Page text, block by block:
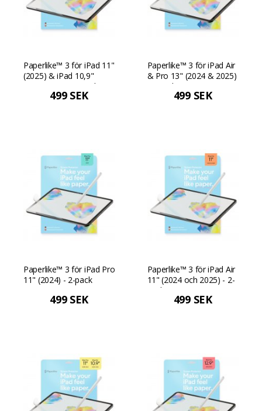
Paperlike™ 3 för iPad 11"
(2025) & iPad 10,9"
(2022-2024) - 2-pack
499 SEK
Paperlike™ 3 för iPad Air
& Pro 13" (2024 & 2025)
- 2-pack
499 SEK
Paperlike™ 3 för iPad Pro
11" (2024) - 2-pack
499 SEK
Paperlike™ 3 för iPad Air
11" (2024 och 2025) - 2-
pack
499 SEK